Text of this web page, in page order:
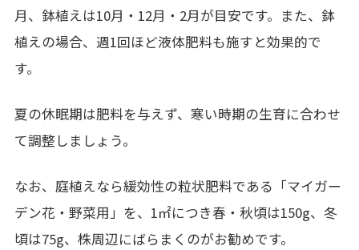
月、鉢植えは10月・12月・2月が目安です。また、鉢
植えの場合、週1回ほど液体肥料も施すと効果的で
す。
夏の休眠期は肥料を与えず、寒い時期の生育に合わせ
て調整しましょう。
なお、庭植えなら緩効性の粒状肥料である「マイガー
デン花・野菜用」を、1㎡につき春・秋頃は150g、冬
頃は75g、株周辺にばらまくのがお勧めです。